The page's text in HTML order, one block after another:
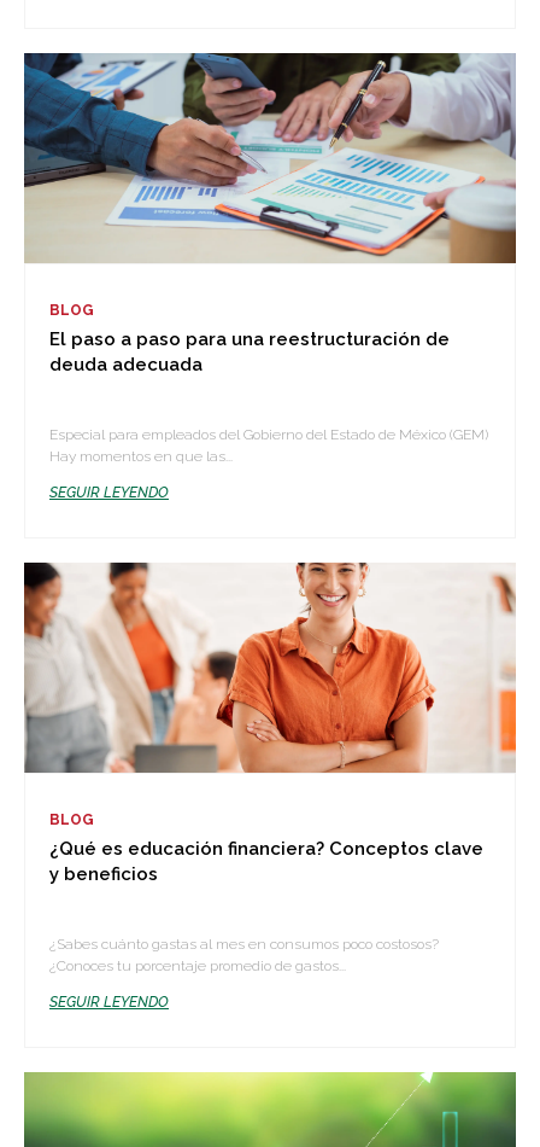
BLOG
El paso a paso para una reestructuración de
deuda adecuada
Especial para empleados del Gobierno del Estado de México (GEM)
Hay momentos en que las...
SEGUIR LEYENDO
BLOG
¿Qué es educación financiera? Conceptos clave
y beneficios
¿Sabes cuánto gastas al mes en consumos poco costosos?
¿Conoces tu porcentaje promedio de gastos...
SEGUIR LEYENDO